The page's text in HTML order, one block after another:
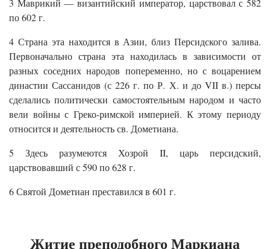
3 Маврикий — византийский император, царствовал с 582
по 602 г.
4 Страна эта находится в Азии, близ Персидского залива.
Первоначально страна эта находилась в зависимости от
разных соседних народов попеременно, но с воцарением
династии Сассанидов (с 226 г. по Р. Х. и до VII в.) персы
сделались политически самостоятельным народом и часто
вели войны с Греко-римской империей. К этому периоду
относится и деятельность св. Дометиана.
5 Здесь разумеются Хозрой II, царь персидский,
царствовавший с 590 по 628 г.
6 Святой Дометиан преставился в 601 г.
Житие преподобного Маркиана